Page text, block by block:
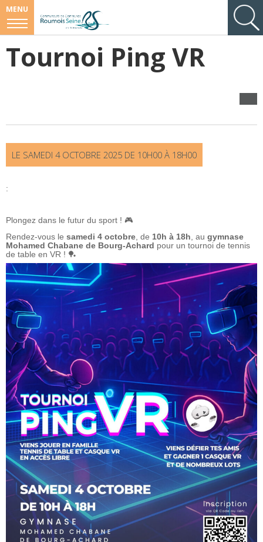
MENU
Tournoi Ping VR
LE SAMEDI 4 OCTOBRE 2025 DE 10H00 À 18H00
:
Plongez dans le futur du sport ! 🎮
Rendez-vous le samedi 4 octobre, de 10h à 18h, au gymnase
Mohamed Chabane de Bourg-Achard pour un tournoi de tennis
de table en VR ! 🏓